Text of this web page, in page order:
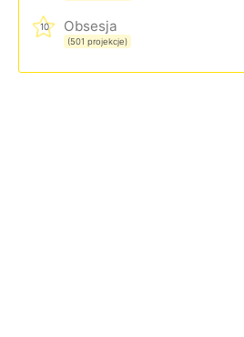
10 Obsesja
(501 projekcje)